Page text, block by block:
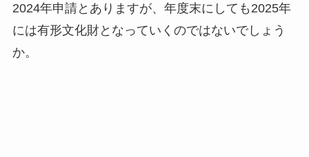
2024年申請とありますが、年度末にしても2025年
には有形文化財となっていくのではないでしょう
か。